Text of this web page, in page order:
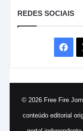
REDES SOCIAIS
© 2026 Free Fire
conteúdo editorial